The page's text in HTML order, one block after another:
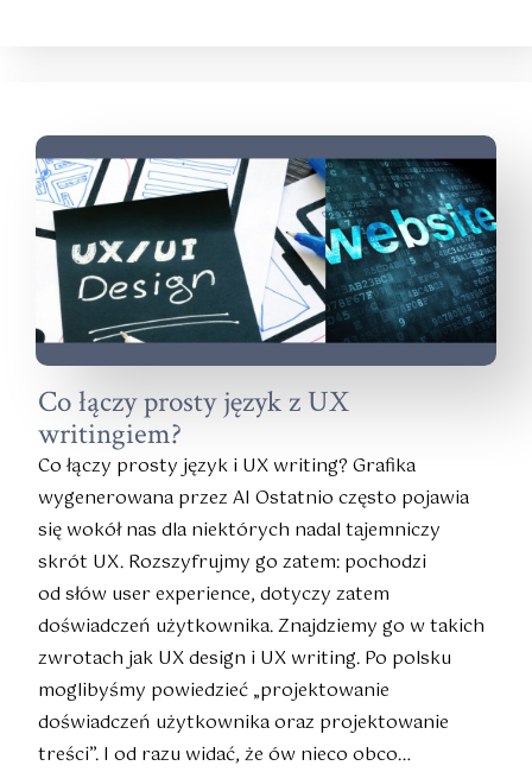
Co łączy prosty język z UX
writingiem?
Co łączy prosty język i UX writing? Grafika
wygenerowana przez AI Ostatnio często pojawia
się wokół nas dla niektórych nadal tajemniczy
skrót UX. Rozszyfrujmy go zatem: pochodzi
od słów user experience, dotyczy zatem
doświadczeń użytkownika. Znajdziemy go w takich
zwrotach jak UX design i UX writing. Po polsku
moglibyśmy powiedzieć „projektowanie
doświadczeń użytkownika oraz projektowanie
treści”. I od razu widać, że ów nieco obco…